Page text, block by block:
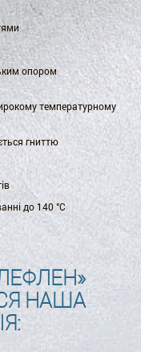
опором
температурному
гниттю
до 140 °С
НАША